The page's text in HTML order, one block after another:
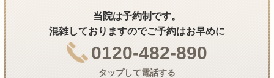
当院は予約制です。
混雑しておりますのでご予約はお早めに
0120-482-890
タップして電話する